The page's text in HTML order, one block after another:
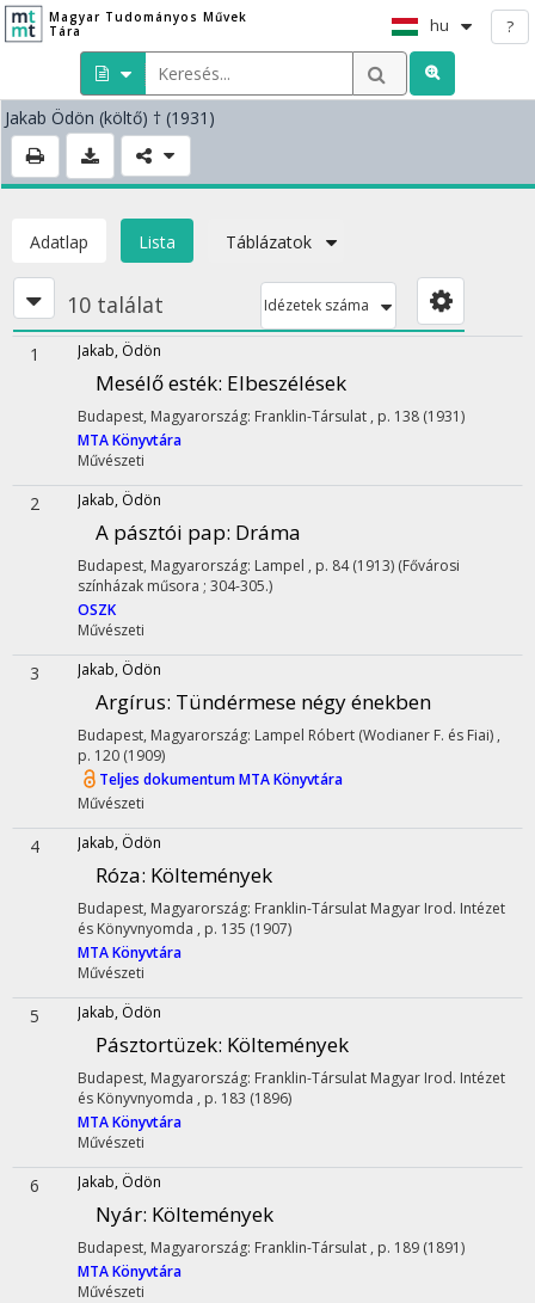
Magyar Tudományos Művek
Tára
hu ?
Jakab Ödön (költő) † (1931)
Adatlap Lista Táblázatok
10 találat Idézetek száma
1 Jakab, Ödön
Mesélő esték: Elbeszélések
Budapest, Magyarország: Franklin-Társulat , p. 138 (1931)
MTA Könyvtára
Művészeti
2 Jakab, Ödön
A pásztói pap: Dráma
Budapest, Magyarország: Lampel , p. 84 (1913) (Fővárosi
színházak műsora ; 304-305.)
OSZK
Művészeti
3 Jakab, Ödön
Argírus: Tündérmese négy énekben
Budapest, Magyarország: Lampel Róbert (Wodianer F. és Fiai) ,
p. 120 (1909)
Teljes dokumentumMTA Könyvtára
Művészeti
4 Jakab, Ödön
Róza: Költemények
Budapest, Magyarország: Franklin-Társulat Magyar Irod. Intézet
és Könyvnyomda , p. 135 (1907)
MTA Könyvtára
Művészeti
5 Jakab, Ödön
Pásztortüzek: Költemények
Budapest, Magyarország: Franklin-Társulat Magyar Irod. Intézet
és Könyvnyomda , p. 183 (1896)
MTA Könyvtára
Művészeti
6 Jakab, Ödön
Nyár: Költemények
Budapest, Magyarország: Franklin-Társulat , p. 189 (1891)
MTA Könyvtára
Művészeti